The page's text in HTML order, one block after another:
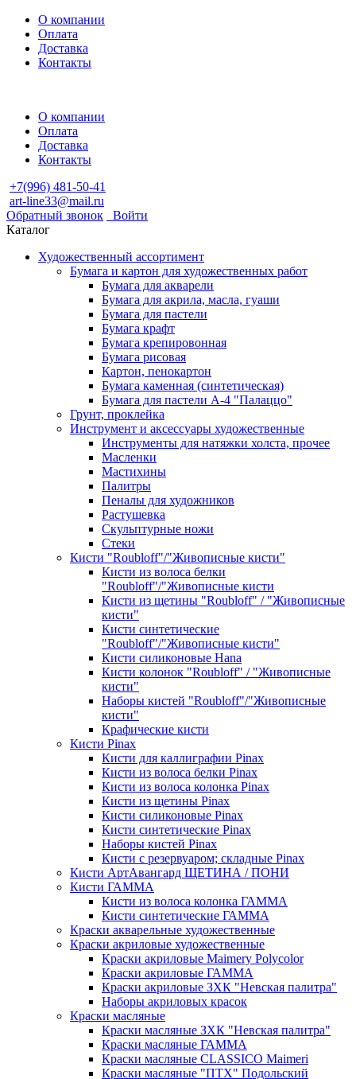
О компании
Оплата
Доставка
Контакты
О компании
Оплата
Доставка
Контакты
+7(996) 481-50-41
art-line33@mail.ru
Обратный звонок
Войти
Каталог
Художественный ассортимент
Бумага и картон для художественных работ
Бумага для акварели
Бумага для акрила, масла, гуаши
Бумага для пастели
Бумага крафт
Бумага крепировонная
Бумага рисовая
Картон, пенокартон
Бумага каменная (синтетическая)
Бумага для пастели А-4 "Палаццо"
Грунт, проклейка
Инструмент и аксессуары художественные
Инструменты для натяжки холста, прочее
Масленки
Мастихины
Палитры
Пеналы для художников
Растушевка
Скульптурные ножи
Стеки
Кисти "Roubloff"/"Живописные кисти"
Кисти из волоса белки
"Roubloff"/"Живописные кисти
Кисти из щетины "Roubloff" / "Живописные
кисти"
Кисти синтетические
"Roubloff"/"Живописные кисти"
Кисти силиконовые Hana
Кисти колонок "Roubloff" / "Живописные
кисти"
Наборы кистей "Roubloff"/"Живописные
кисти"
Крафические кисти
Кисти Pinax
Кисти для каллиграфии Pinax
Кисти из волоса белки Pinax
Кисти из волоса колонка Pinax
Кисти из щетины Pinax
Кисти силиконовые Pinax
Кисти синтетические Pinax
Наборы кистей Pinax
Кисти с резервуаром; складные Pinax
Кисти АртАвангард ЩЕТИНА / ПОНИ
Кисти ГАММА
Кисти из волоса колонка ГАММА
Кисти синтетические ГАММА
Краски акварельные художественные
Краски акриловые художественные
Краски акриловые Maimery Polycolor
Краски акриловые ГАММА
Краски акриловые ЗХК "Невская палитра"
Наборы акриловых красок
Краски масляные
Краски масляные ЗХК "Невская палитра"
Краски масляные ГАММА
Краски масляные CLASSICO Maimeri
Краски масляные "ПТХ" Подольский